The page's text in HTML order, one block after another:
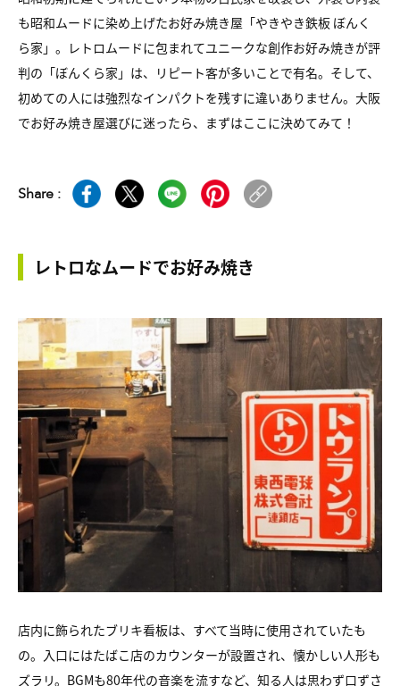
も昭和ムードに染め上げたお好み焼き屋「やきやき鉄板 ぼんく
ら家」。レトロムードに包まれてユニークな創作お好み焼きが評
判の「ぼんくら家」は、リピート客が多いことで有名。そして、
初めての人には強烈なインパクトを残すに違いありません。大阪
でお好み焼き屋選びに迷ったら、まずはここに決めてみて！
Share :
レトロなムードでお好み焼き
店内に飾られたブリキ看板は、すべて当時に使用されていたも
の。入口にはたばこ店のカウンターが設置され、懐かしい人形も
ズラリ。BGMも80年代の音楽を流すなど、知る人は思わず口ずさ